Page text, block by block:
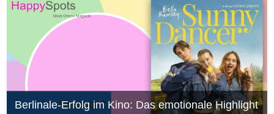
Berlinale-Erfolg im Kino: Das emotionale Highlight